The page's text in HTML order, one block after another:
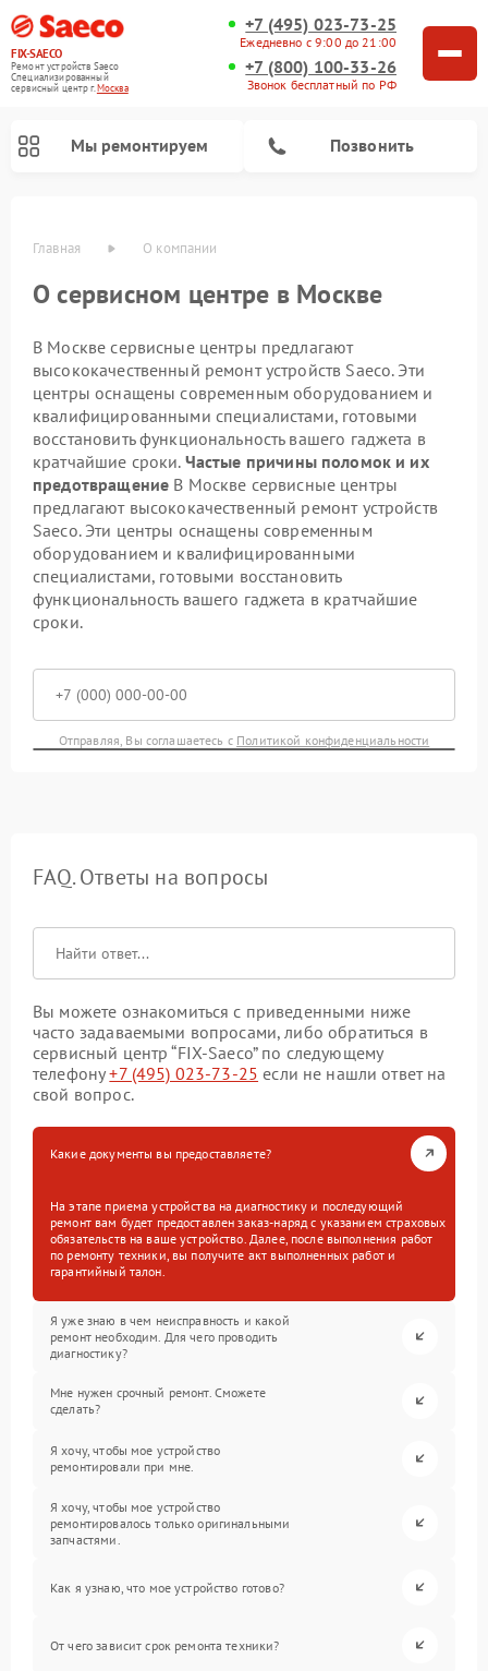
FIX-SAECO
Ремонт устройств Saeco
Специализированный
cервисный центр г.Москва
+7 (495) 023-73-25
Ежедневно с 9:00 до 21:00
+7 (800) 100-33-26
Звонок бесплатный по РФ
Мы ремонтируем Позвонить
Главная О компании
О сервисном центре в Москве
В Москве сервисные центры предлагают
высококачественный ремонт устройств Saeco. Эти
центры оснащены современным оборудованием и
квалифицированными специалистами, готовыми
восстановить функциональность вашего гаджета в
кратчайшие сроки. Частые причины поломок и их
предотвращение В Москве сервисные центры
предлагают высококачественный ремонт устройств
Saeco. Эти центры оснащены современным
оборудованием и квалифицированными
специалистами, готовыми восстановить
функциональность вашего гаджета в кратчайшие
сроки.
Отправляя, Вы соглашаетесь с Политикой конфиденциальности
FAQ. Ответы на вопросы
Вы можете ознакомиться с приведенными ниже
часто задаваемыми вопросами, либо обратиться в
сервисный центр “FIX-Saeco” по следующему
телефону+7 (495) 023-73-25 если не нашли ответ на
свой вопрос.
Какие документы вы предоставляете?
На этапе приема устройства на диагностику и последующий
ремонт вам будет предоставлен заказ-наряд с указанием страховых
обязательств на ваше устройство. Далее, после выполнения работ
по ремонту техники, вы получите акт выполненных работ и
гарантийный талон.
Я уже знаю в чем неисправность и какой
ремонт необходим. Для чего проводить
диагностику?
Мне нужен срочный ремонт. Сможете
сделать?
Я хочу, чтобы мое устройство
ремонтировали при мне.
Я хочу, чтобы мое устройство
ремонтировалось только оригинальными
запчастями.
Как я узнаю, что мое устройство готово?
От чего зависит срок ремонта техники?